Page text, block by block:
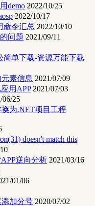
demo 2022/10/25
2022/10/17
命令汇总 2022/10/10
问题 2021/09/11
简单下载-资源万能下载
素信息 2021/07/09
用APP 2021/07/03
06/25
为.NET项目工程
doesn't match this
逆向分析 2021/03/16
01/06
添加分号 2020/07/02